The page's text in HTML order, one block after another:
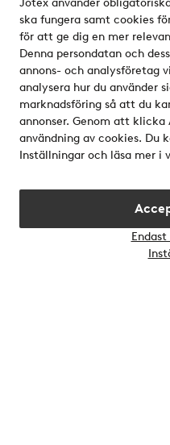
Jotex använder
ska fungera samt cookies
för att ge dig en mer
Denna persondatan och
annons- och analysföretag
analysera hur du använder
marknadsföring så att du
annonser. Genom att
användning av cookies. Du
Inställningar och läsa mer i
Om Jotex
Våra tjänster
Villkor
Vänner
Säkra betalningar -